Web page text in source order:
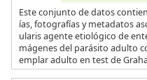
Este conjunto de datos
ías, fotografías y metadatos
ularis agente etiológico de
mágenes del parásito adulto
emplar adulto en test de